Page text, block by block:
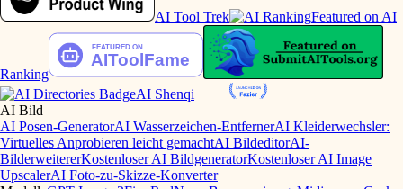
AI Tool Trek Featured on AI
Ranking
AI Shenqi
AI Bild
AI Posen-GeneratorAI Wasserzeichen-EntfernerAI Kleiderwechsler:
Virtuelles Anprobieren leicht gemachtAI BildeditorAI-
BilderweitererKostenloser AI BildgeneratorKostenloser AI Image
UpscalerAI Foto-zu-Skizze-Konverter